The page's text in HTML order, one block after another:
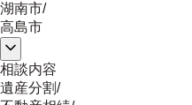
湖南市/
高島市
相談内容
遺産分割/